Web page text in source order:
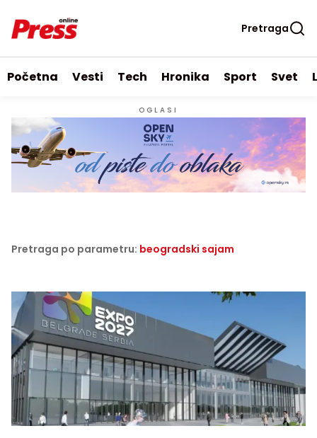
Pretraga
Početna Vesti Tech Hronika Sport Svet
OGLASI
Pretraga po parametru: beogradski sajam